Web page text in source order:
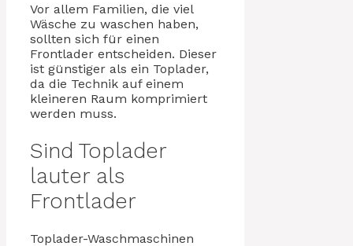
Vor allem Familien, die viel
Wäsche zu waschen haben,
sollten sich für einen
Frontlader entscheiden. Dieser
ist günstiger als ein Toplader,
da die Technik auf einem
kleineren Raum komprimiert
werden muss.
Sind Toplader
lauter als
Frontlader
Toplader-Waschmaschinen